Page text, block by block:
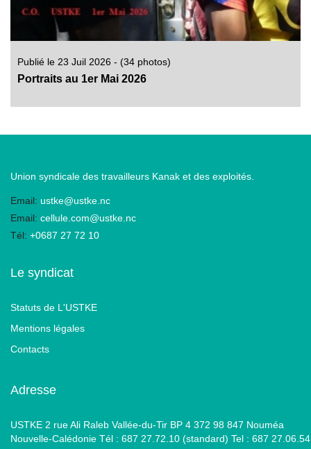
Publié le 23 Juil 2026 - (34 photos)
Portraits au 1er Mai 2026
Union syndicale des travailleurs Kanak et des exploités.
Email: ustke@ustke.nc
Email: cellule.com@ustke.nc
Tél: +0687 27 72 10
Le syndicat
Statuts de L'USTKE
Mentions légales
Contacts
Adresse
USTKE 2 rue Ali Raleb Vallée-du-Tir BP 4 372 98 847 Nouméa
Nouvelle-Calédonie Tél : 687 27.72.10 (standard) Tel : 687 27.06.54